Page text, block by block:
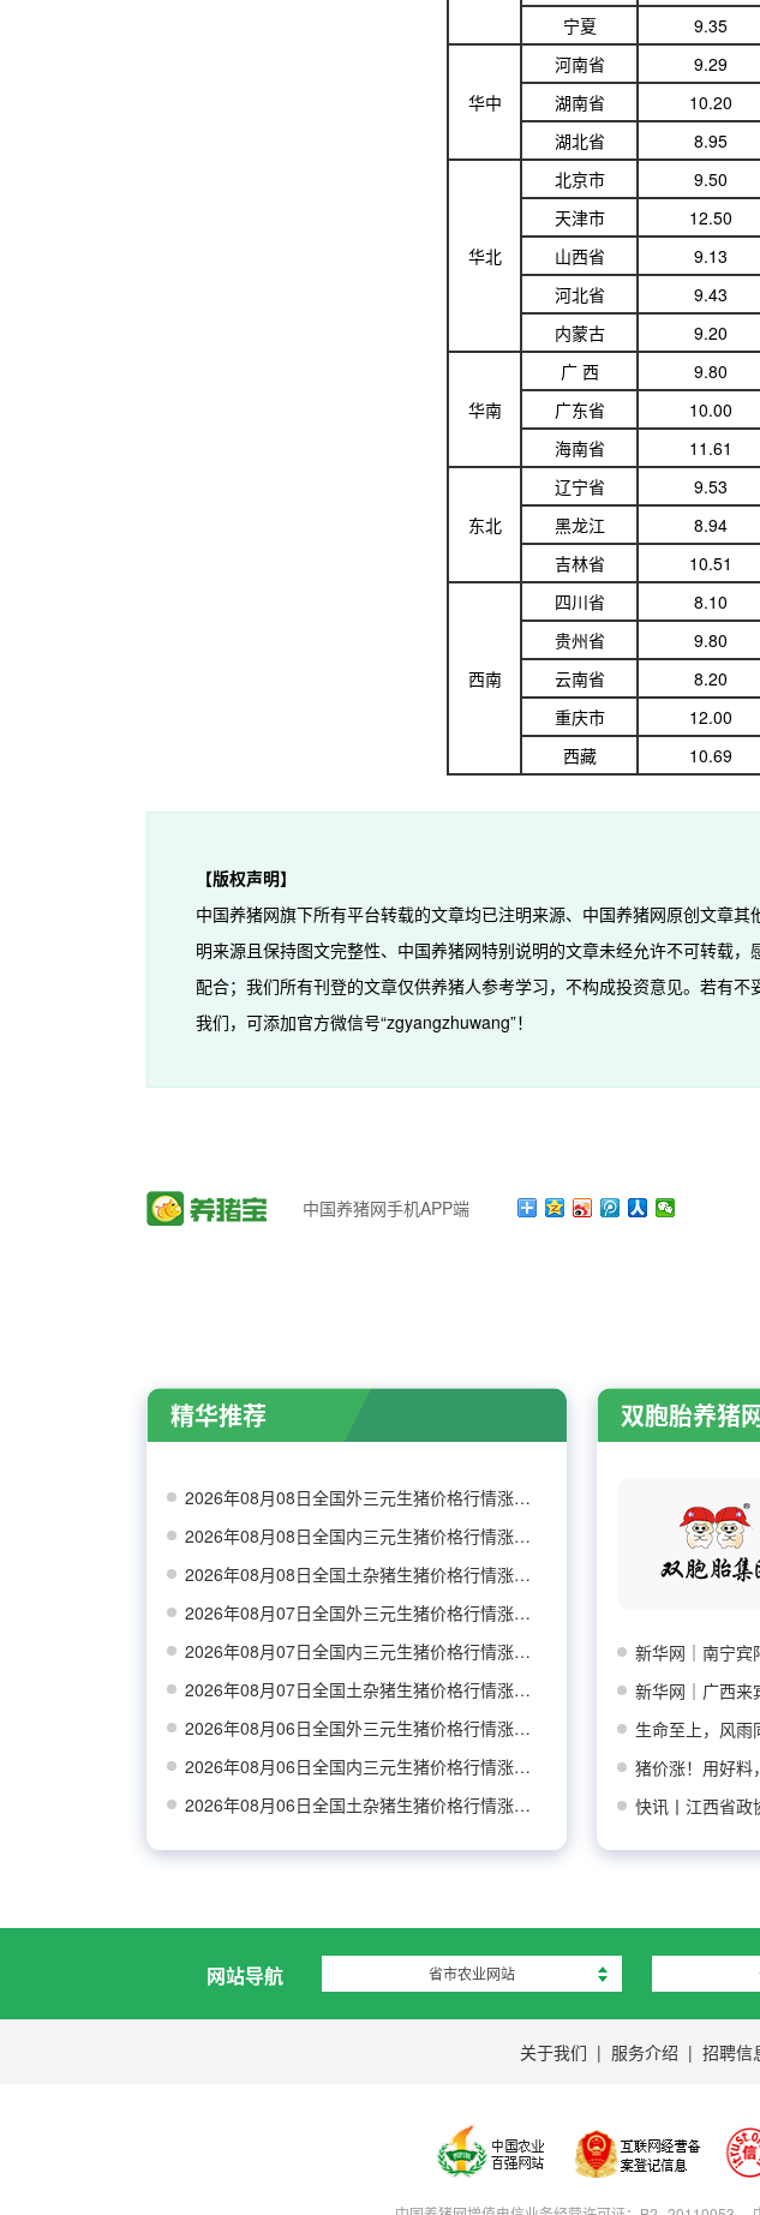
宁夏
9.35
华中
河南省 9.29
湖南省
10.20
湖北省
8.95
华北
北京市 9.50
天津市
12.50
山西省
9.13
河北省
9.43
内蒙古
9.20
华南
广 西 9.80
广东省
10.00
海南省
11.61
东北
辽宁省 9.53
黑龙江
8.94
吉林省
10.51
西南
四川省 8.10
贵州省
9.80
云南省
8.20
重庆市
12.00
西藏
10.69
【版权声明】
中国养猪网旗下所有平台转载的文章均已注明来源、中国养猪网原创文章其
明来源且保持图文完整性、中国养猪网特别说明的文章未经允许不可转载，
配合；我们所有刊登的文章仅供养猪人参考学习，不构成投资意见。若有不
我们，可添加官方微信号“zgyangzhuwang”！
中国养猪网手机APP端
精华推荐
2026年08月08日全国外三元生猪价格行情涨跌表
2026年08月08日全国内三元生猪价格行情涨跌表
2026年08月08日全国土杂猪生猪价格行情涨跌表
2026年08月07日全国外三元生猪价格行情涨跌表
2026年08月07日全国内三元生猪价格行情涨跌表
2026年08月07日全国土杂猪生猪价格行情涨跌表
2026年08月06日全国外三元生猪价格行情涨跌表
2026年08月06日全国内三元生猪价格行情涨跌表
2026年08月06日全国土杂猪生猪价格行情涨跌表
双胞胎养猪
新华网｜南宁宾
猪价涨！用好料
网站导航 省市农业网站
关于我们 | 服务介绍 | 招聘信